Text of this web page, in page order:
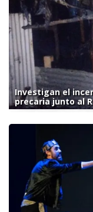
Investigan el
precaria junto al